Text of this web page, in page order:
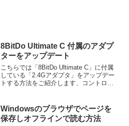
8BitDo Ultimate C 付属のアダプ
ターをアップデート
こちらでは「8BitDo Ultimate C」に付属
している「2.4Gアダプタ」をアップデー
トする方法をご紹介します、コントロー
ね、アップデート方法はコントローラー
と同じです。
Windowsのブラウザでページを
保存しオフラインで読む方法